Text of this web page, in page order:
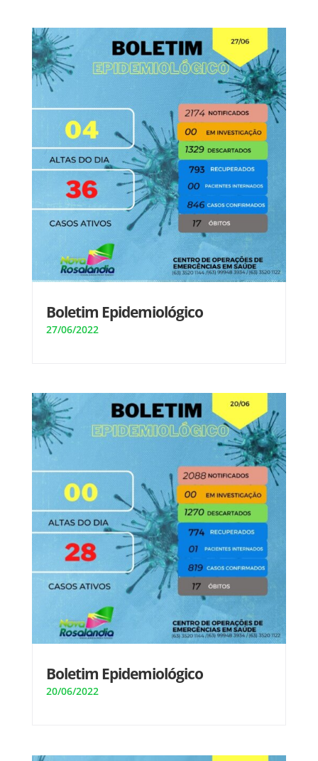
Boletim Epidemiológico
27/06/2022
Boletim Epidemiológico
20/06/2022